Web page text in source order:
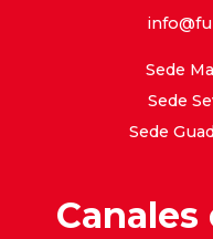
Sede
Sede
Sede